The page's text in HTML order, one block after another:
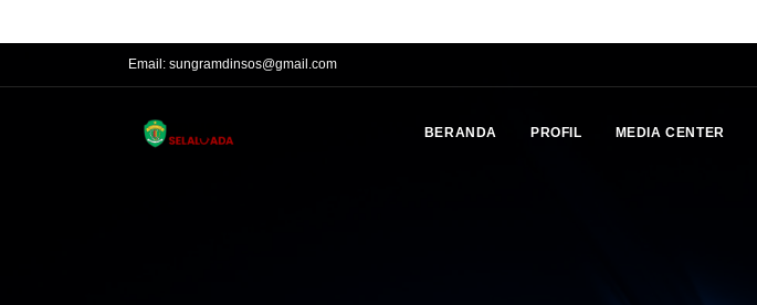
Email: sungramdinsos@gmail.com
BERANDA PROFIL MEDIA CENTER